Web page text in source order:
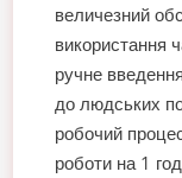
величезний
використання
ручне
до людських
робочий
роботи на 1